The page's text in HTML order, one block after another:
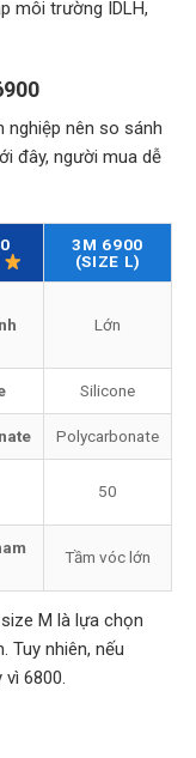
môi trường IDLH,
nghiệp nên so sánh
đây, người mua dễ
3M 6900
(SIZE L)
Lớn
Silicone
Polycarbonate
50
Tầm vóc lớn
M là lựa chọn
Tuy nhiên, nếu
6800.